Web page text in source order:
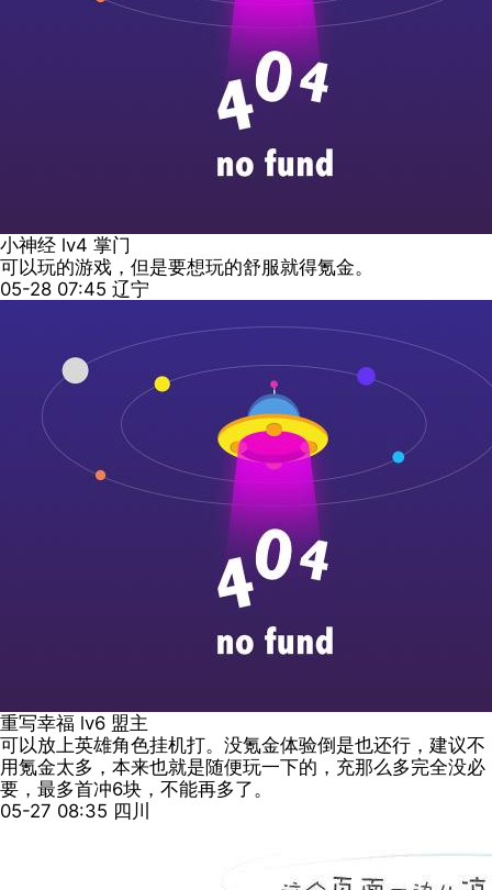
小神经 lv4 掌门
可以玩的游戏，但是要想玩的舒服就得氪金。
05-28 07:45 辽宁
重写幸福 lv6 盟主
可以放上英雄角色挂机打。没氪金体验倒是也还行，建议不
用氪金太多，本来也就是随便玩一下的，充那么多完全没必
要，最多首冲6块，不能再多了。
05-27 08:35 四川